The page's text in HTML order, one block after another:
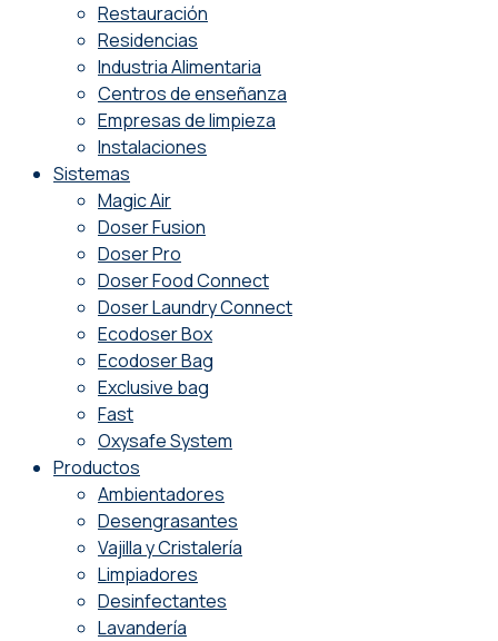
Restauración
Residencias
Industria Alimentaria
Centros de enseñanza
Empresas de limpieza
Instalaciones
Sistemas
Magic Air
Doser Fusion
Doser Pro
Doser Food Connect
Doser Laundry Connect​
Ecodoser Box
Ecodoser Bag
Exclusive bag
Fast
Oxysafe System
Productos
Ambientadores
Desengrasantes
Vajilla y Cristalería
Limpiadores
Desinfectantes
Lavandería